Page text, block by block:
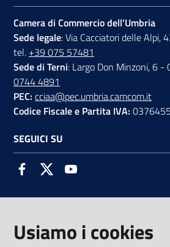
Camera di Commercio dell’Umbria
Sede legale: Via Cacciatori delle Alpi,
tel. +39 075 57481
Sede di Terni: Largo Don Minzoni, 6
0744 4891
PEC: cciaa@pec.umbria.camcom.it
Codice Fiscale e Partita IVA:
SEGUICI SU
FacebookTwitter
AMMINISTRAZIONE TRASPARENTE
Usiamo i cookies